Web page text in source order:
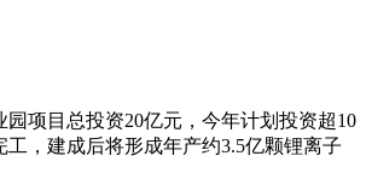
项目总投资20亿元，今年计划投资超10
工，建成后将形成年产约3.5亿颗锂离子